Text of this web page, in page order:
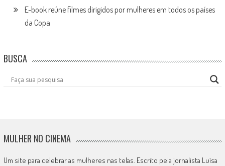
E-book reúne filmes dirigidos por mulheres em todos os países
da Copa
BUSCA
MULHER NO CINEMA
Um site para celebrar as mulheres nas telas. Escrito pela jornalista Luísa